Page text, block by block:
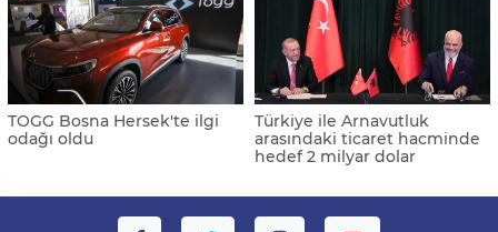
TOGG Bosna Hersek'te ilgi
odağı oldu
Türkiye ile Arnavutluk
arasındaki ticaret hacminde
hedef 2 milyar dolar